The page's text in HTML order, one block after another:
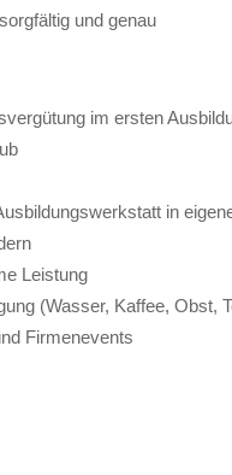
und ge­nau
im ers­ten
in
Leis­tung
(Was­ser, Kaf­fee, Obst,
Fir­men­events